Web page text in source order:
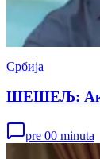
Србија
ШЕШЕЉ: Ако
pre 00 minuta